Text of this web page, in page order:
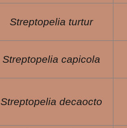
Streptopelia turtur
Streptopelia capicola
Streptopelia decaocto